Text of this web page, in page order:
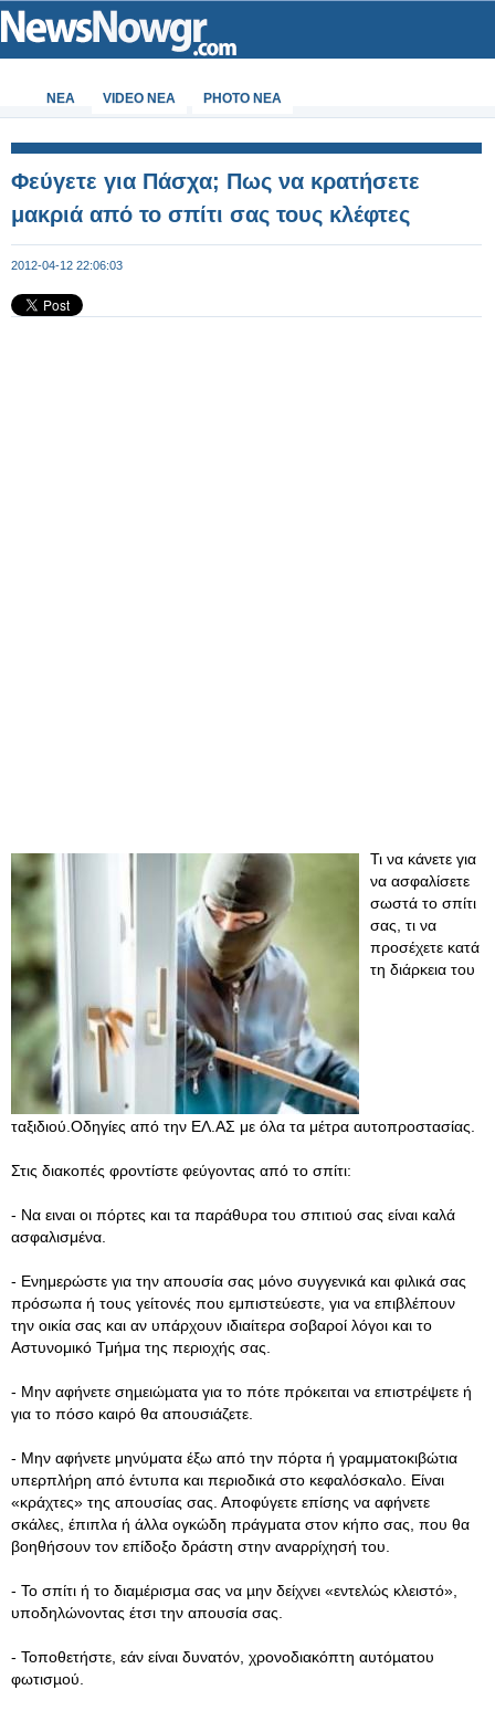
ΝΕΑ VIDEO NEA PHOTO NEA
Φεύγετε για Πάσχα; Πως να κρατήσετε
μακριά από το σπίτι σας τους κλέφτες
2012-04-12 22:06:03
Τι να κάνετε για
να ασφαλίσετε
σωστά το σπίτι
σας, τι να
προσέχετε κατά
τη διάρκεια του
ταξιδιού.Οδηγίες από την ΕΛ.ΑΣ με όλα τα μέτρα αυτοπροστασίας.
Στις διακοπές φροντίστε φεύγοντας από το σπίτι:
- Να ειναι οι πόρτες και τα παράθυρα του σπιτιού σας είναι καλά
ασφαλισμένα.
- Ενημερώστε για την απουσία σας µόνο συγγενικά και φιλικά σας
πρόσωπα ή τους γείτονές που εμπιστεύεστε, για να επιβλέπουν
την οικία σας και αν υπάρχουν ιδιαίτερα σοβαροί λόγοι και το
Αστυνομικό Τμήμα της περιοχής σας.
- Μην αφήνετε σηµειώµατα για το πότε πρόκειται να επιστρέψετε ή
για το πόσο καιρό θα απουσιάζετε.
- Μην αφήνετε μηνύματα έξω από την πόρτα ή γραμματοκιβώτια
υπερπλήρη από έντυπα και περιοδικά στο κεφαλόσκαλο. Είναι
«κράχτες» της απουσίας σας. Αποφύγετε επίσης να αφήνετε
σκάλες, έπιπλα ή άλλα ογκώδη πράγματα στον κήπο σας, που θα
βοηθήσουν τον επίδοξο δράστη στην αναρρίχησή του.
- Το σπίτι ή το διαµέρισµα σας να µην δείχνει «εντελώς κλειστό»,
υποδηλώνοντας έτσι την απουσία σας.
- Τοποθετήστε, εάν είναι δυνατόν, χρονοδιακόπτη αυτόµατου
φωτισµού.